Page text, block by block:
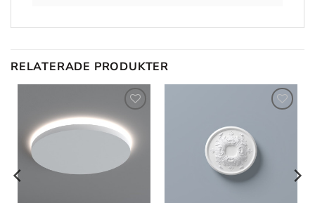
RELATERADE PRODUKTER
Lägg till
i
önskelistan
önskelistan